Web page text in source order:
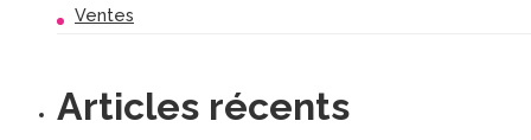
Ventes
Articles récents